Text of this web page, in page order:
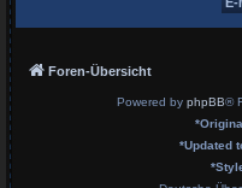
Foren-Übersicht
Powered by phpBB®
*
*Updated
*